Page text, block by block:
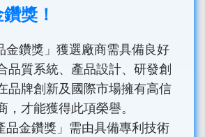
獎！
金鑽獎」獲選廠商需具備良好
品質系統、產品設計、研發創
品牌創新及國際市場擁有高信
，才能獲得此項榮譽。
品金鑽獎」需由具備專利技術